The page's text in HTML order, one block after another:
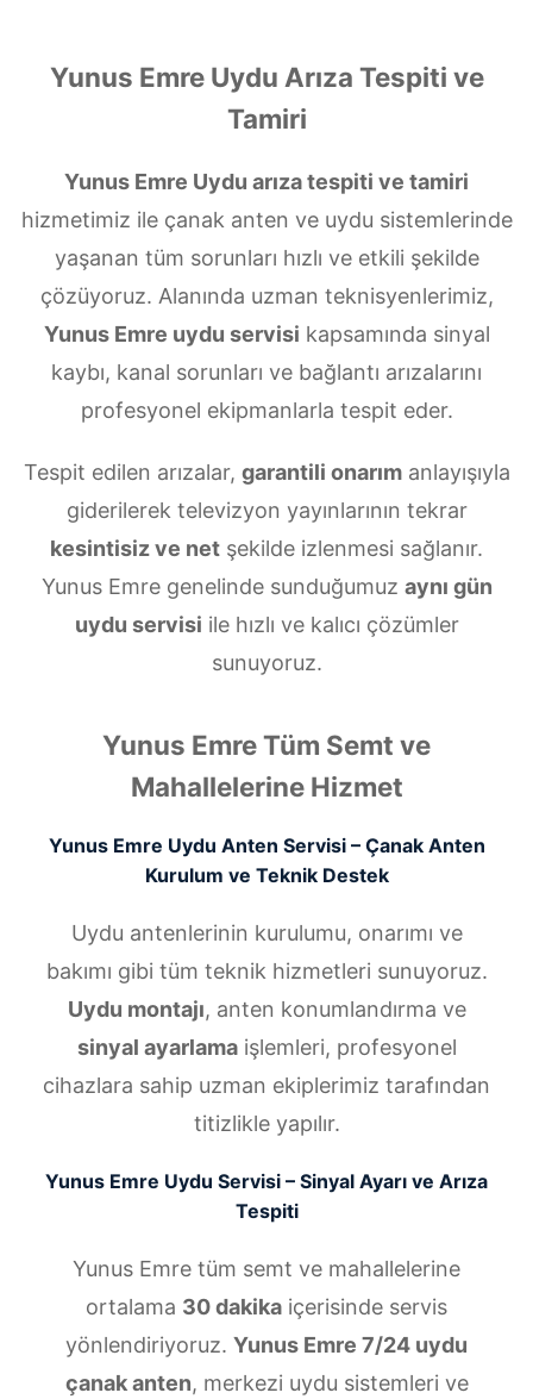
Yunus Emre Uydu Arıza Tespiti ve
Tamiri
Yunus Emre Uydu arıza tespiti ve tamiri
hizmetimiz ile çanak anten ve uydu sistemlerinde
yaşanan tüm sorunları hızlı ve etkili şekilde
çözüyoruz. Alanında uzman teknisyenlerimiz,
Yunus Emre uydu servisi kapsamında sinyal
kaybı, kanal sorunları ve bağlantı arızalarını
profesyonel ekipmanlarla tespit eder.
Tespit edilen arızalar, garantili onarımanlayışıyla
giderilerek televizyon yayınlarının tekrar
kesintisiz ve net şekilde izlenmesi sağlanır.
Yunus Emre genelinde sunduğumuz aynı gün
uydu servisi ile hızlı ve kalıcı çözümler
sunuyoruz.
Yunus Emre Tüm Semt ve
Mahallelerine Hizmet
Yunus Emre Uydu Anten Servisi – Çanak Anten
Kurulum ve Teknik Destek
Uydu antenlerinin kurulumu, onarımı ve
bakımı gibi tüm teknik hizmetleri sunuyoruz.
Uydu montajı, anten konumlandırma ve
sinyal ayarlamaişlemleri, profesyonel
cihazlara sahip uzman ekiplerimiz tarafından
titizlikle yapılır.
Yunus Emre Uydu Servisi – Sinyal Ayarı ve Arıza
Tespiti
Yunus Emre tüm semt ve mahallelerine
ortalama 30 dakika içerisinde servis
yönlendiriyoruz. Yunus Emre 7/24 uydu
çanak anten, merkezi uydu sistemleri ve